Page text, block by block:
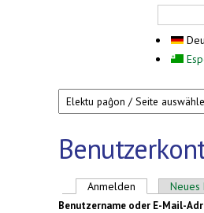
Haupt-Reiter
Anmelden (aktiver Reiter)
Neues
Benutzername oder E-Mail-